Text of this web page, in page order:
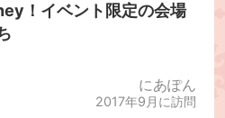
！イベント限定の会場
にあぽん
2017年9月に訪問